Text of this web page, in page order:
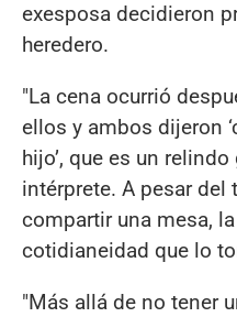
exesposa decidieron
heredero.
"La cena ocurrió
ellos y ambos dijeron
hijo’, que es un
intérprete. A pesar
compartir una mesa,
cotidianeidad que lo
"Más allá de no tener